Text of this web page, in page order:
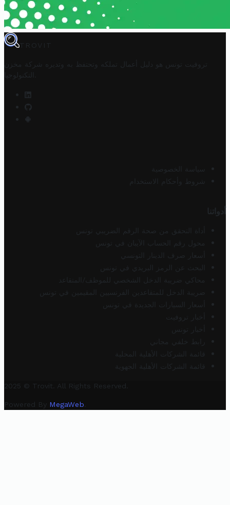
TROVIT
تروفيت تونس هو دليل أعمال تملكه وتحتفظ به وتديره
شركة مخزن
التكنولوجيا
سياسة الخصوصية
شروط وأحكام الاستخدام
أدواتنا
أداة التحقق من صحة الرقم الضريبي تونس
محول رقم الحساب الآيبان في تونس
أسعار صرف الدينار التونسي
البحث عن الرمز البريدي في تونس
محاكي ضريبة الدخل الشخصي للموظف/المتقاعد
ضريبة الدخل للمتقاعدين الفرنسيين المقيمين في تونس
أسعار السيارات الجديدة في تونس
أخبار تروفيت
أخبار تونس
رابط خلفي مجاني
قائمة الشركات الأهلية المحلية
قائمة الشركات الأهلية الجهوية
2025 © Trovit. All Rights Reserved.
Powered By MegaWeb